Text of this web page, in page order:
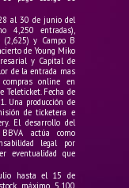
entradas
(web y
clientes
general
con
al 30 de junio del
4,250 entradas),
y Campo B
de Young Miko
y Capital de
de la entrada mas
online en
Teleticket. Fecha de
Una producción de
de ticketera e
El desarrollo del
actúa como
legal por
eventualidad que
hasta el 15 de